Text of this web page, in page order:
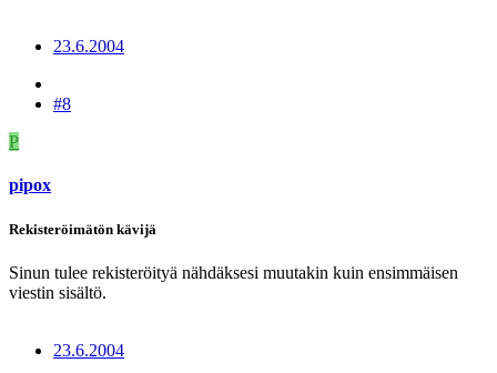
23.6.2004
#8
P
pipox
Rekisteröimätön kävijä
Sinun tulee rekisteröityä nähdäksesi muutakin kuin ensimmäisen
viestin sisältö.
23.6.2004